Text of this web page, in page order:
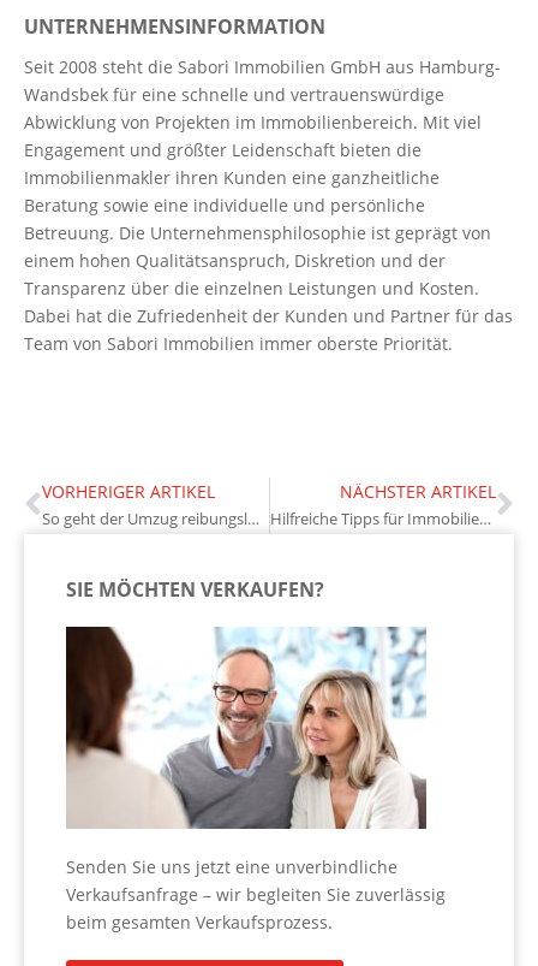
UNTERNEHMENSINFORMATION
Seit 2008 steht die Sabori Immobilien GmbH aus Hamburg-
Wandsbek für eine schnelle und vertrauenswürdige
Abwicklung von Projekten im Immobilienbereich. Mit viel
Engagement und größter Leidenschaft bieten die
Immobilienmakler ihren Kunden eine ganzheitliche
Beratung sowie eine individuelle und persönliche
Betreuung. Die Unternehmensphilosophie ist geprägt von
einem hohen Qualitätsanspruch, Diskretion und der
Transparenz über die einzelnen Leistungen und Kosten.
Dabei hat die Zufriedenheit der Kunden und Partner für das
Team von Sabori Immobilien immer oberste Priorität.
VORHERIGER ARTIKEL
So geht der Umzug reibungslos über die Bühne
NÄCHSTER ARTIKEL
Hilfreiche Tipps für Immobilienerben
SIE MÖCHTEN VERKAUFEN?
Senden Sie uns jetzt eine unverbindliche
Verkaufsanfrage – wir begleiten Sie zuverlässig
beim gesamten Verkaufsprozess.